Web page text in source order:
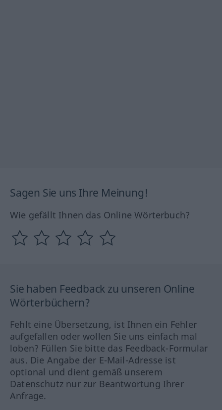
Sagen Sie uns Ihre Meinung!
Wie gefällt Ihnen das Online Wörterbuch?
Sie haben Feedback zu unseren Online
Wörterbüchern?
Fehlt eine Übersetzung, ist Ihnen ein Fehler
aufgefallen oder wollen Sie uns einfach mal
loben? Füllen Sie bitte das Feedback-Formular
aus. Die Angabe der E-Mail-Adresse ist
optional und dient gemäß unserem
Datenschutz nur zur Beantwortung Ihrer
Anfrage.